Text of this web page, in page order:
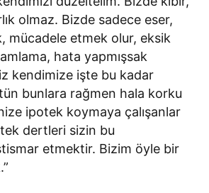
olmaz. Bizde sadece eser,
mücadele etmek olur, eksik
hata yapmışsak
kendimize işte bu kadar
bunlara rağmen hala korku
ipotek koymaya çalışanlar
dertleri sizin bu
etmektir. Bizim öyle bir